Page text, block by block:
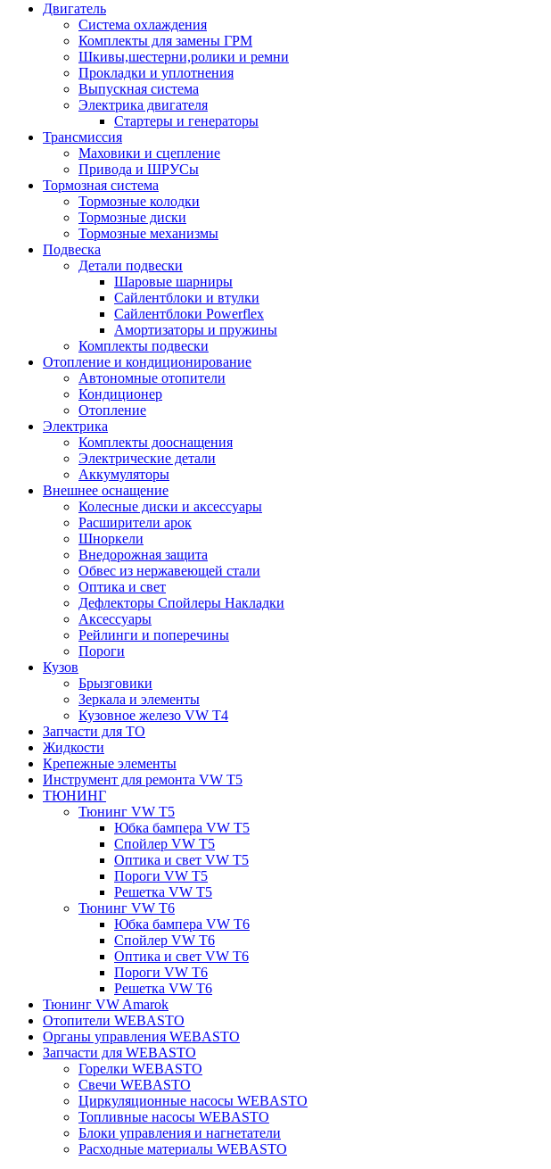
Двигатель
Система охлаждения
Комплекты для замены ГРМ
Шкивы,шестерни,ролики и ремни
Прокладки и уплотнения
Выпускная система
Электрика двигателя
Стартеры и генераторы
Трансмиссия
Маховики и сцепление
Привода и ШРУСы
Тормозная система
Тормозные колодки
Тормозные диски
Тормозные механизмы
Подвеска
Детали подвески
Шаровые шарниры
Сайлентблоки и втулки
Сайлентблоки Powerflex
Амортизаторы и пружины
Комплекты подвески
Отопление и кондиционирование
Автономные отопители
Кондиционер
Отопление
Электрика
Комплекты дооснащения
Электрические детали
Аккумуляторы
Внешнее оснащение
Колесные диски и аксессуары
Расширители арок
Шноркели
Внедорожная защита
Обвес из нержавеющей стали
Оптика и свет
Дефлекторы Спойлеры Накладки
Аксессуары
Рейлинги и поперечины
Пороги
Кузов
Брызговики
Зеркала и элементы
Кузовное железо VW T4
Запчасти для ТО
Жидкости
Крепежные элементы
Инструмент для ремонта VW T5
ТЮНИНГ
Тюнинг VW T5
Юбка бампера VW T5
Спойлер VW T5
Оптика и свет VW T5
Пороги VW T5
Решетка VW T5
Тюнинг VW T6
Юбка бампера VW T6
Спойлер VW T6
Оптика и свет VW T6
Пороги VW T6
Решетка VW T6
Тюнинг VW Amarok
Отопители WEBASTO
Органы управления WEBASTO
Запчасти для WEBASTO
Горелки WEBASTO
Свечи WEBASTO
Циркуляционные насосы WEBASTO
Топливные насосы WEBASTO
Блоки управления и нагнетатели
Расходные материалы WEBASTO